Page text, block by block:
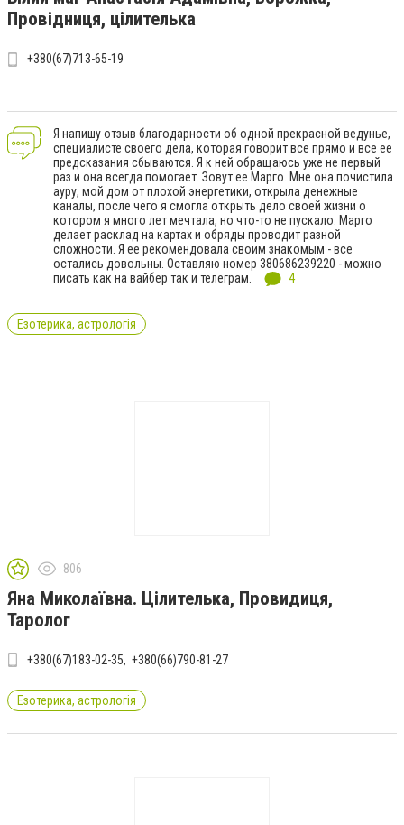
Провідниця, цілителька
+380(67)713-65-19
Я напишу отзыв благодарности об одной прекрасной ведунье,
специалисте своего дела, которая говорит все прямо и все ее
предсказания сбываются. Я к ней обращаюсь уже не первый
раз и она всегда помогает. Зовут ее Марго. Мне она почистила
ауру, мой дом от плохой энергетики, открыла денежные
каналы, после чего я смогла открыть дело своей жизни о
котором я много лет мечтала, но что-то не пускало. Марго
делает расклад на картах и обряды проводит разной
сложности. Я ее рекомендовала своим знакомым - все
остались довольны. Оставляю номер 380686239220 - можно
писать как на вайбер так и телеграм.
4
Езотерика, астрологія
806
Яна Миколаївна. Цілителька, Провидиця,
Таролог
+380(67)183-02-35 +380(66)790-81-27
Езотерика, астрологія